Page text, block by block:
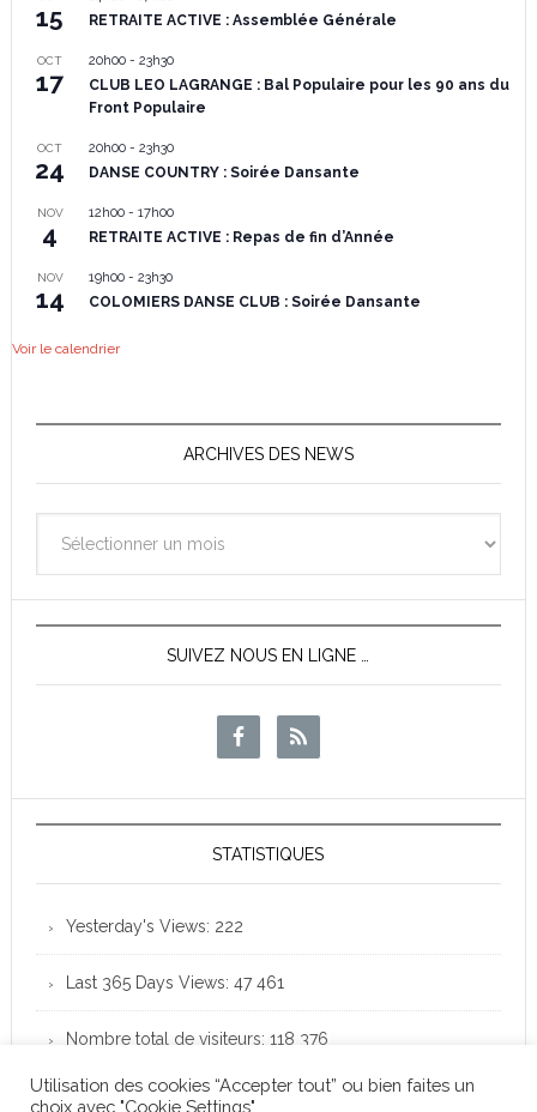
15 RETRAITE ACTIVE : Assemblée Générale
OCT
17
20h00- 23h30
CLUB LEO LAGRANGE : Bal Populaire pour les 90 ans du
Front Populaire
OCT
24
20h00- 23h30
DANSE COUNTRY : Soirée Dansante
NOV
4
12h00- 17h00
RETRAITE ACTIVE : Repas de fin d’Année
NOV
14
19h00- 23h30
COLOMIERS DANSE CLUB : Soirée Dansante
Voir le calendrier
ARCHIVES DES NEWS
des
News
SUIVEZ NOUS EN LIGNE …
STATISTIQUES
Yesterday's Views: 222
Last 365 Days Views: 47 461
Nombre total de visiteurs: 118 376
Utilisation des cookies “Accepter tout” ou bien faites un
choix avec "Cookie Settings".